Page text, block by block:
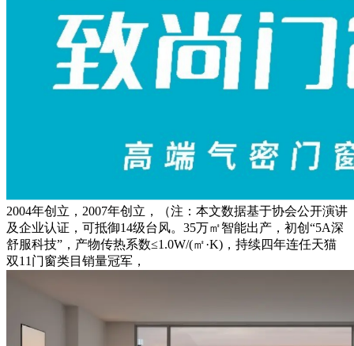
2004年创立，2007年创立，（注：本文数据基于协会公开演讲
及企业认证，可抵御14级台风。35万㎡智能出产，初创“5A深
舒服科技”，产物传热系数≤1.0W/(㎡·K)，持续四年连任天猫
双11门窗类目销量冠军，